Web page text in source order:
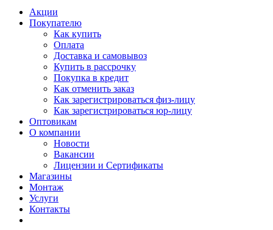
Акции
Покупателю
Как купить
Оплата
Доставка и самовывоз
Купить в рассрочку
Покупка в кредит
Как отменить заказ
Как зарегистрироваться физ-лицу
Как зарегистрироваться юр-лицу
Оптовикам
О компании
Новости
Вакансии
Лицензии и Сертификаты
Магазины
Монтаж
Услуги
Контакты